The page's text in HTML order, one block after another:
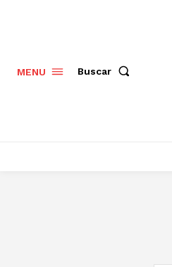
MENU Buscar